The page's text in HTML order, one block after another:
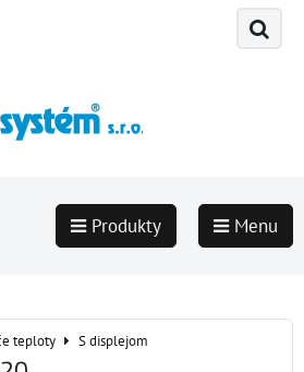
Produkty Menu
teploty S displejom